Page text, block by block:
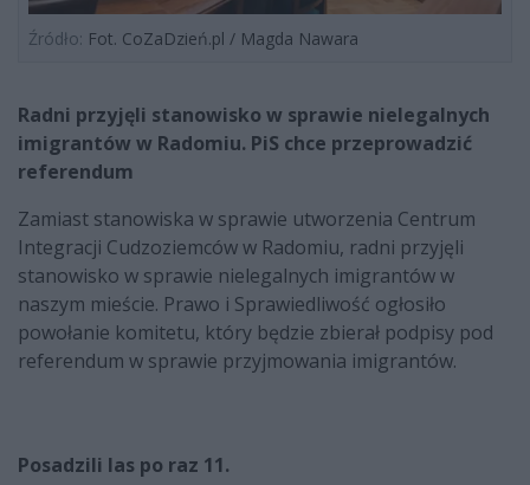
Źródło: Fot. CoZaDzień.pl / Magda Nawara
Radni przyjęli stanowisko w sprawie nielegalnych
imigrantów w Radomiu. PiS chce przeprowadzić
referendum
Zamiast stanowiska w sprawie utworzenia Centrum
Integracji Cudzoziemców w Radomiu, radni przyjęli
stanowisko w sprawie nielegalnych imigrantów w
naszym mieście. Prawo i Sprawiedliwość ogłosiło
powołanie komitetu, który będzie zbierał podpisy pod
referendum w sprawie przyjmowania imigrantów.
Posadzili las po raz 11.